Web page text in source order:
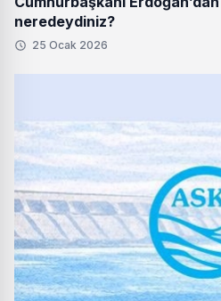
neredeydiniz?
25 Ocak 2026